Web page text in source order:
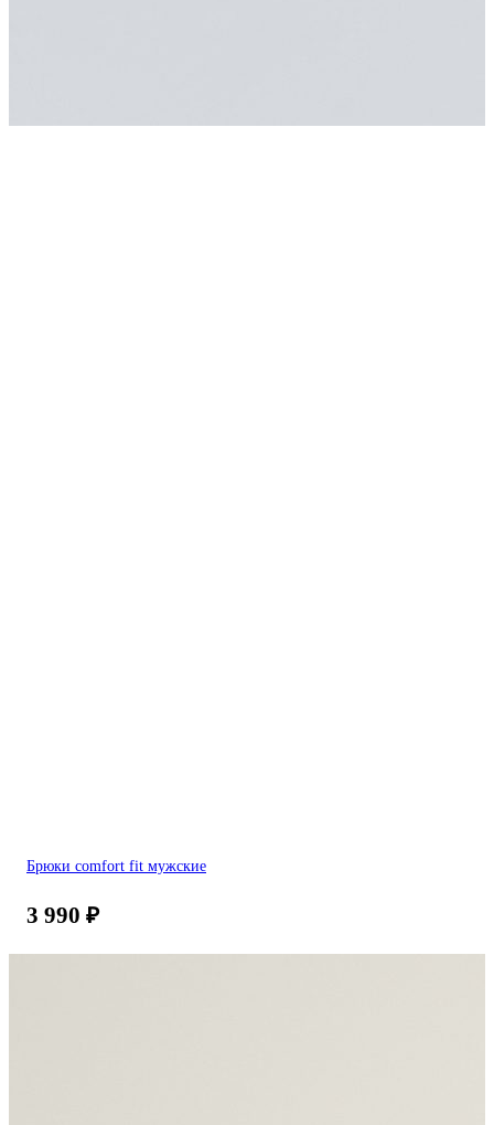
Брюки comfort fit мужские
3 990 ₽